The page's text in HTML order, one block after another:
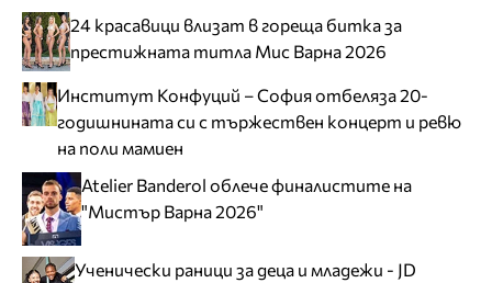
24 красавици влизат в гореща битка за
престижната титла Мис Варна 2026
Институт Конфуций – София отбеляза 20-
годишнината си с тържествен концерт и ревю
на поли мамиен
Atelier Banderol облече финалистите на
"Мистър Варна 2026"
Ученически раници за деца и младежи - JD